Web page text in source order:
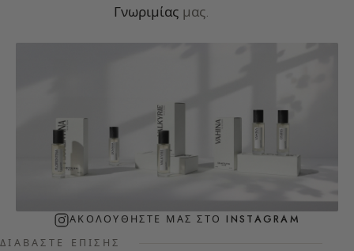
Γνωριμίαςμας.
ΑΚΟΛΟΥΘΉΣΤΕ ΜΑΣ ΣΤΟ INSTAGRAM
ΔΙΑΒΆΣΤΕ ΕΠΊΣΗΣ